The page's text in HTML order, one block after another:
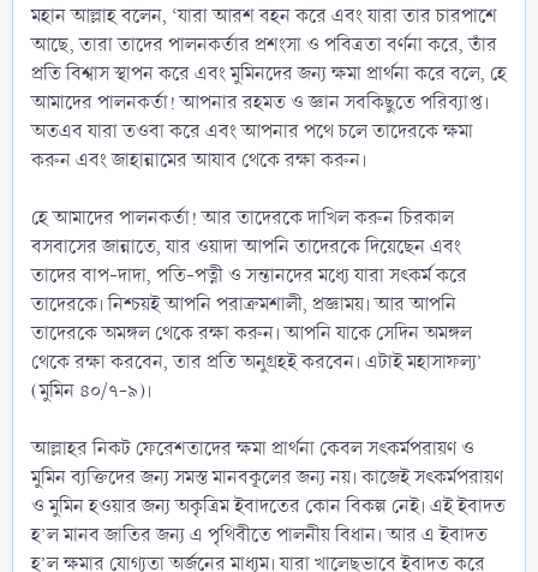
মহান আল্লাহ বলেন, ‘যারা আরশ বহন করে এবং যারা তার চারপাশে
আছে, তারা তাদের পালনকর্তার প্রশংসা ও পবিত্রতা বর্ণনা করে, তাঁর
প্রতি বিশ্বাস স্থাপন করে এবং মুমিনদের জন্য ক্ষমা প্রার্থনা করে বলে, হে
আমাদের পালনকর্তা! আপনার রহমত ও জ্ঞান সবকিছুতে পরিব্যাপ্ত।
অতএব যারা তওবা করে এবং আপনার পথে চলে তাদেরকে ক্ষমা
করুন এবং জাহান্নামের আযাব থেকে রক্ষা করুন।
হে আমাদের পালনকর্তা! আর তাদেরকে দাখিল করুন চিরকাল
বসবাসের জান্নাতে, যার ওয়াদা আপনি তাদেরকে দিয়েছেন এবং
তাদের বাপ-দাদা, পতি-পত্নী ও সন্তানদের মধ্যে যারা সৎকর্ম করে
তাদেরকে। নিশ্চয়ই আপনি পরাক্রমশালী, প্রজ্ঞাময়। আর আপনি
তাদেরকে অমঙ্গল থেকে রক্ষা করুন। আপনি যাকে সেদিন অমঙ্গল
থেকে রক্ষা করবেন, তার প্রতি অনুগ্রহই করবেন। এটাই মহাসাফল্য’
(মুমিন ৪০/৭-৯)।
আল্লাহর নিকট ফেরেশতাদের ক্ষমা প্রার্থনা কেবল সৎকর্মপরায়ণ ও
মুমিন ব্যক্তিদের জন্য সমস্ত মানবকূলের জন্য নয়। কাজেই সৎকর্মপরায়ণ
ও মুমিন হওয়ার জন্য অকৃত্রিম ইবাদতের কোন বিকল্প নেই। এই ইবাদত
হ’ল মানব জাতির জন্য এ পৃথিবীতে পালনীয় বিধান। আর এ ইবাদত
হ’ল ক্ষমার যোগ্যতা অর্জনের মাধ্যম। যারা খালেছভাবে ইবাদত করে